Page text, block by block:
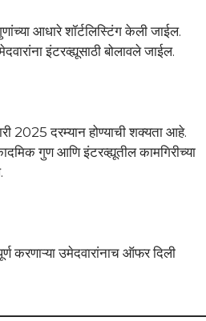
आधारे शॉर्टलिस्टिंग केली जाईल.
इंटरव्ह्यूसाठी बोलावले जाईल.
2025 दरम्यान होण्याची शक्यता आहे.
गुण आणि इंटरव्ह्यूतील कामगिरीच्या
करणाऱ्या उमेदवारांनाच ऑफर दिली